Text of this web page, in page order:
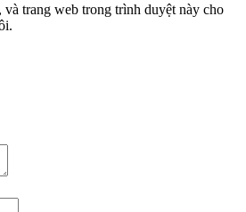
trang web trong trình duyệt này cho